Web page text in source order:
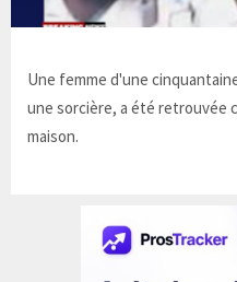
Une femme d'une
une sorcière, a été retrouvée
maison.